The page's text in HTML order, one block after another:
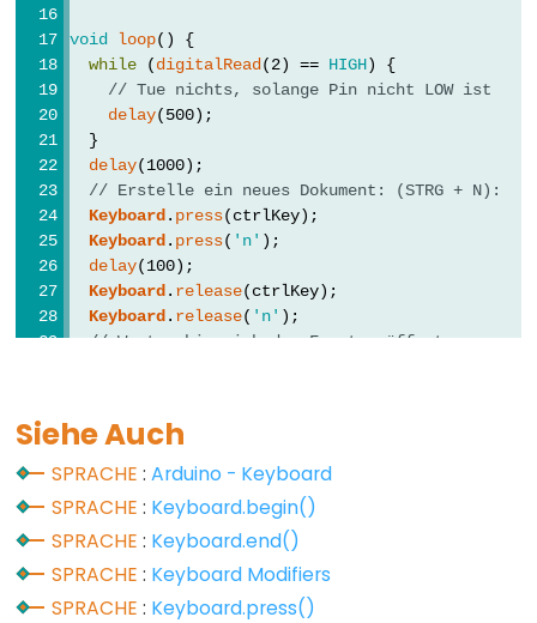
String()
unsigned
char
unsigned
int
unsigned
long
void
word
Konstanten
Gleitkommazahlkonstanten
Integer-
Konstanten
void loop() {
while (digitalRead(2) == HIGH) {
// Tue nichts, solange Pin nicht LOW ist
delay(500);
  }
delay(1000);
// Erstelle ein neues Dokument: (STRG + N):
Keyboard. press(ctrlKey);
Keyboard. press( 'n' );
delay(100);
Keyboard. release(ctrlKey);
Keyboard. release( 'n' );
// Warte, bis sich das Fenster öffnet:
Siehe Auch
SPRACHE :Arduino - Keyboard
SPRACHE : Keyboard.begin()
SPRACHE : Keyboard.end()
SPRACHE : Keyboard Modifiers
SPRACHE : Keyboard.press()